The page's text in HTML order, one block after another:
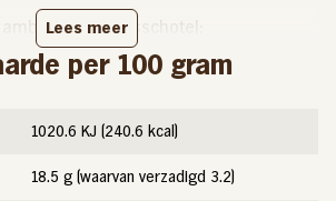
visschotel:
zalm
Lees meer
per 100 gram
1020.6 KJ (240.6 kcal)
18.5 g (waarvan verzadigd 3.2)